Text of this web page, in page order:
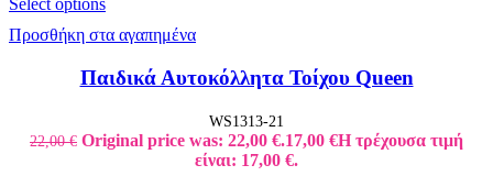
Select options
Προσθήκη στα αγαπημένα
Παιδικά Αυτοκόλλητα Τοίχου Queen
WS1313-21
22,00€ Original price was: 22,00 €.17,00 €Η τρέχουσα τιμή
είναι: 17,00 €.